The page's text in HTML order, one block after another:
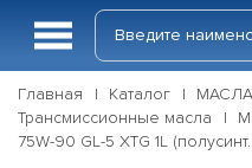
Главная Каталог
Трансмиссионные масла
75W-90 GL-5 XTG 1L